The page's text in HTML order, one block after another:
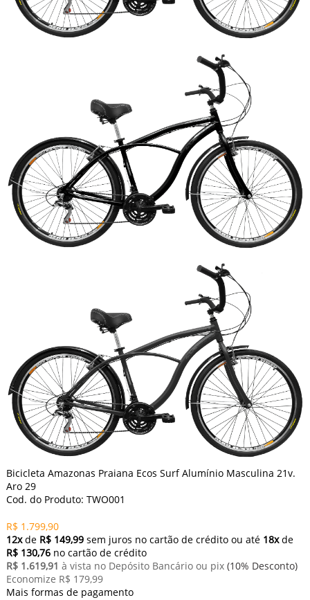
Bicicleta Amazonas Praiana Ecos Surf Alumínio Masculina 21v.
Aro 29
Cod. do Produto: TWO001
R$ 1.799,90
12xde R$ 149,99 sem juros no cartão de crédito ou até 18xde
R$ 130,76no cartão de crédito
R$ 1.619,91 à vista no Depósito Bancário ou pix (10% Desconto)
Economize R$ 179,99
Mais formas de pagamento